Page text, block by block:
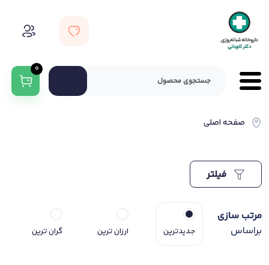
0
صفحه اصلی
مرتب سازی
براساس
جدیدترین ارزان ترین گران ترین